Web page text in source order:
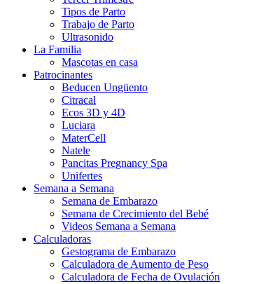
Tipos de Parto
Trabajo de Parto
Ultrasonido
La Familia
Mascotas en casa
Patrocinantes
Beducen Ungüento
Citracal
Ecos 3D y 4D
Luciara
MaterCell
Natele
Pancitas Pregnancy Spa
Unifertes
Semana a Semana
Semana de Embarazo
Semana de Crecimiento del Bebé
Videos Semana a Semana
Calculadoras
Gestograma de Embarazo
Calculadora de Aumento de Peso
Calculadora de Fecha de Ovulación